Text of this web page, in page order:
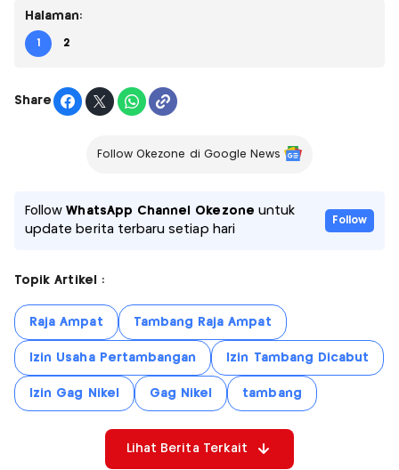
Halaman:
1 2
Share
Follow Okezone di Google News
FollowWhatsApp Channel Okezone untuk
update berita terbaru setiap hari
Follow
Topik Artikel :
Raja Ampat Tambang Raja Ampat
Izin Usaha Pertambangan Izin Tambang Dicabut
Izin Gag Nikel Gag Nikel tambang
Lihat Berita Terkait